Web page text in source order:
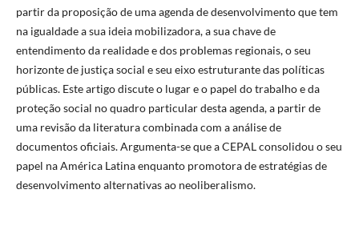
partir da proposição de uma agenda de desenvolvimento que tem
na igualdade a sua ideia mobilizadora, a sua chave de
entendimento da realidade e dos problemas regionais, o seu
horizonte de justiça social e seu eixo estruturante das políticas
públicas. Este artigo discute o lugar e o papel do trabalho e da
proteção social no quadro particular desta agenda, a partir de
uma revisão da literatura combinada com a análise de
documentos oficiais. Argumenta-se que a CEPAL consolidou o seu
papel na América Latina enquanto promotora de estratégias de
desenvolvimento alternativas ao neoliberalismo.